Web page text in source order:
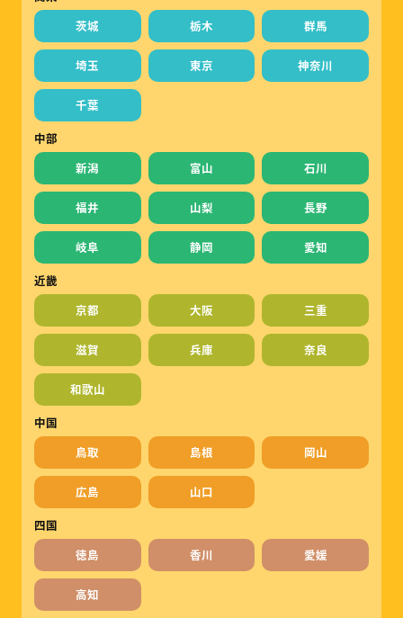
茨城
栃木 群馬
埼玉 東京 神奈川
千葉
中部
新潟
富山 石川
福井 山梨 長野
岐阜 静岡
愛知
近畿
京都
大阪 三重
滋賀 兵庫 奈良
和歌山
中国
鳥取
島根 岡山
広島
山口
四国
徳島
香川 愛媛
高知